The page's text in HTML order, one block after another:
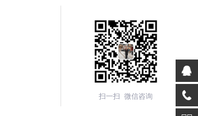
扫一扫 微信咨询